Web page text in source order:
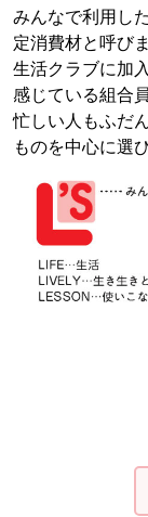
みんなで利用し
定消費材と呼びま
生活クラブに加
感じている組合
忙しい人もふだ
ものを中心に選